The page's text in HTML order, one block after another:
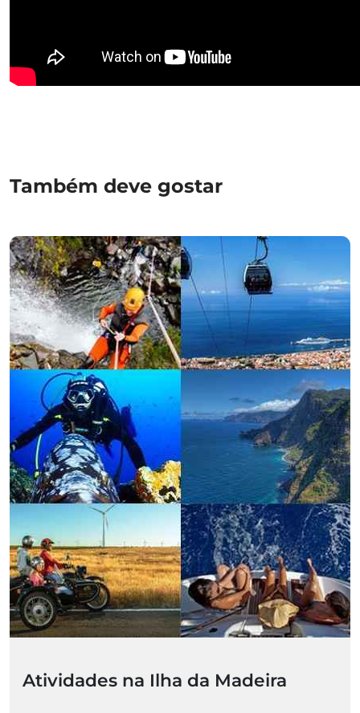
Também deve gostar
Atividades na Ilha da Madeira